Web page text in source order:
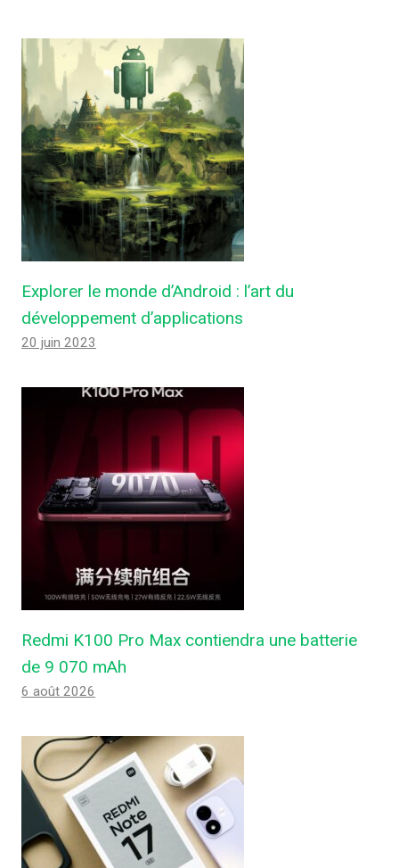
Explorer le monde d’Android : l’art du
développement d’applications
20 juin 2023
Redmi K100 Pro Max contiendra une batterie
de 9 070 mAh
6 août 2026